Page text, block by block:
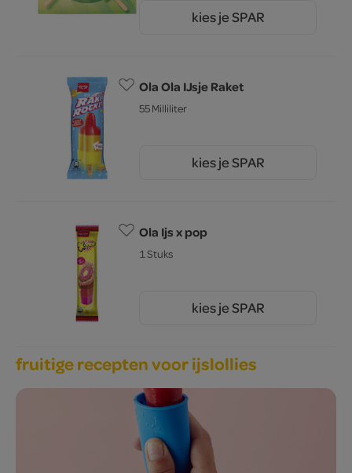
kies je SPAR
Ola Ola IJsje Raket
55 Milliliter
kies je SPAR
Ola Ijs x pop
1 Stuks
kies je SPAR
fruitige recepten voor ijslollies